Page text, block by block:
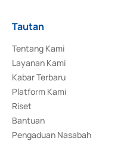
Tautan
Tentang Kami
Layanan Kami
Kabar Terbaru
Platform Kami
Riset
Bantuan
Pengaduan Nasabah